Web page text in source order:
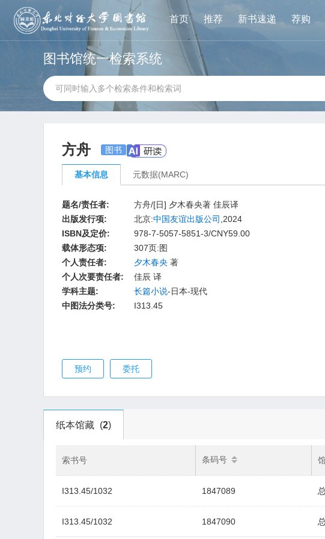
首页 推荐 新书速递 荐购
图书馆统一检索系统
方舟 图书
基本信息 元数据(MARC)
题名/责任者:
方舟/[日] 夕木春央著 佳辰译
出版发行项:
北京:中国友谊出版公司 ,2024
ISBN及定价:
978-7-5057-5851-3/CNY59.00
载体形态项:
307页:图
个人责任者:
夕木春央 著
个人次要责任者:
佳辰 译
学科主题:
长篇小说-日本-现代
中图法分类号:
I313.45
预约 委托
纸本馆藏 (2)
索书号 条码号
I313.45/1032 1847089
I313.45/1032 1847090